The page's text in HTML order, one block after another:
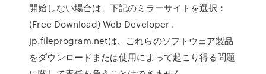
開始しない場合は、下記のミラーサイトを選択：
(Free Download) Web Developer .
jp.fileprogram.netは、これらのソフトウェア製品
をダウンロードまたは使用によって起こり得る問題